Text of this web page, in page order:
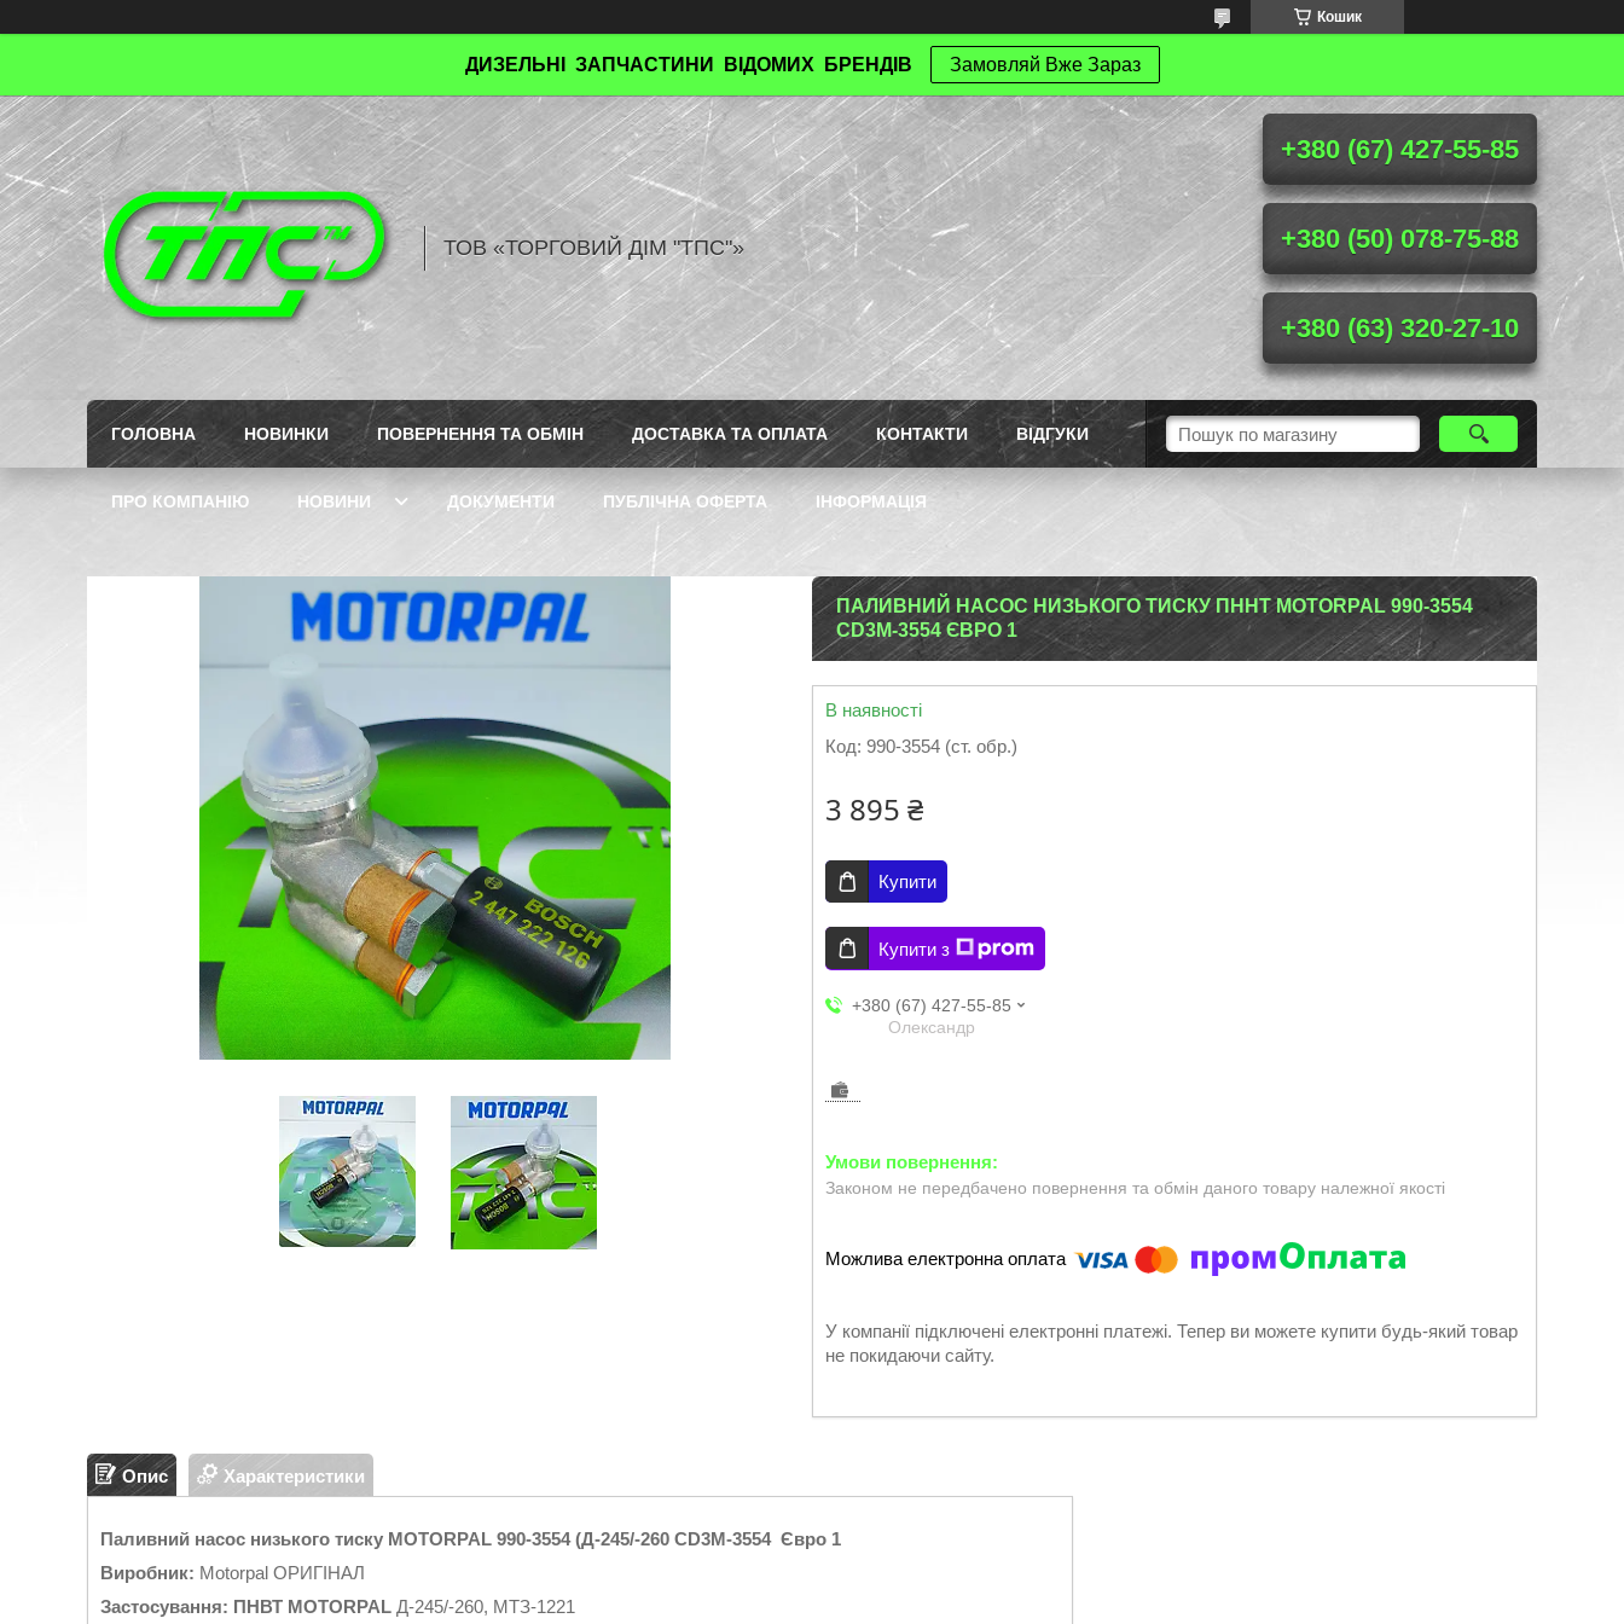
Кошик
ДИЗЕЛЬНІ ЗАПЧАСТИНИ ВІДОМИХ БРЕНДІВ Замовляй Вже Зараз
ТОВ «ТОРГОВИЙ ДІМ "ТПС"»
+380 (67) 427-55-85
+380 (50) 078-75-88
+380 (63) 320-27-10
ГОЛОВНА НОВИНКИ ПОВЕРНЕННЯ ТА ОБМІН ДОСТАВКА ТА ОПЛАТА КОНТАКТИ ВІДГУКИ
ПРО КОМПАНІЮ НОВИНИ ДОКУМЕНТИ ПУБЛІЧНА ОФЕРТА ІНФОРМАЦІЯ
ПАЛИВНИЙ НАСОС НИЗЬКОГО ТИСКУ ПННТ MOTORPAL 990-3554
CD3M-3554 ЄВРО 1
В наявності
Код: 990-3554 (ст. обр.)
3 895 ₴
Купити
Купити з
+380 (67) 427-55-85
Олександр
Законом не передбачено повернення та обмін даного товару належної якості
У компанії підключені електронні платежі. Тепер ви можете купити будь-який товар
не покидаючи сайту.
Опис Характеристики
Паливний насос низького тиску MOTORPAL 990-3554 (Д-245/-260 CD3M-3554 Євро 1
Виробник: Motorpal ОРИГІНАЛ
Застосування: ПНВТ MOTORPAL Д-245/-260, МТЗ-1221